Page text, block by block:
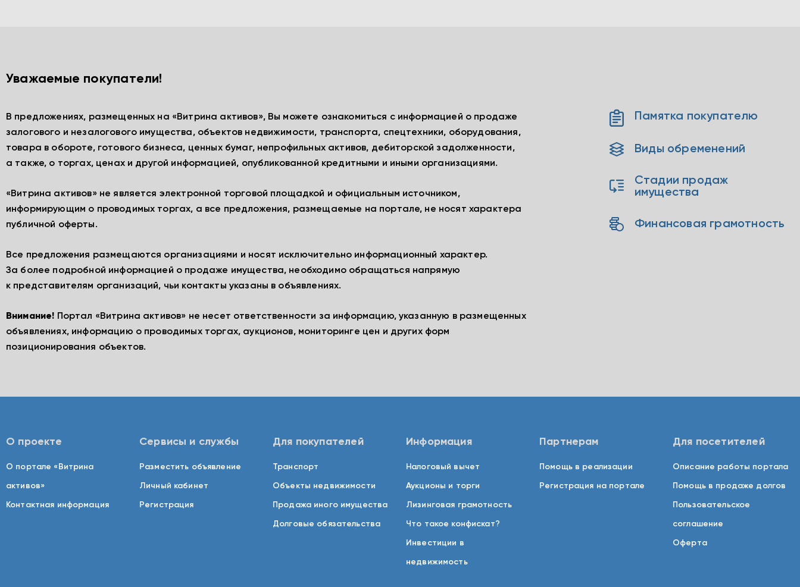
Уважаемые покупатели!
В предложениях, размещенных на «Витрина активов», Вы можете ознакомиться с информацией о продаже
залогового и незалогового имущества, объектов недвижимости, транспорта, спецтехники, оборудования,
товара в обороте, готового бизнеса, ценных бумаг, непрофильных активов, дебиторской задолженности,
а также, о торгах, ценах и другой информацией, опубликованной кредитными и иными организациями.
«Витрина активов» не является электронной торговой площадкой и официальным источником,
информирующим о проводимых торгах, а все предложения, размещаемые на портале, не носят характера
публичной оферты.
Все предложения размещаются организациями и носят исключительно информационный характер.
За более подробной информацией о продаже имущества, необходимо обращаться напрямую
к представителям организаций, чьи контакты указаны в объявлениях.
Внимание! Портал «Витрина активов» не несет ответственности за информацию, указанную в размещенных
объявлениях, информацию о проводимых торгах, аукционов, мониторинге цен и других форм
позиционирования объектов.
Памятка покупателю
Виды обременений
Стадии продаж
имущества
Финансовая грамотность
О проекте
О портале «Витрина
активов»
Контактная информация
Сервисы и службы
Разместить объявление
Личный кабинет
Регистрация
Для покупателей
Транспорт
Объекты недвижимости
Продажа иного имущества
Долговые обязательства
Информация
Налоговый вычет
Аукционы и торги
Лизинговая грамотность
Что такое конфискат?
Инвестиции в
недвижимость
Партнерам
Помощь в реализации
Регистрация на портале
Для посетителей
Описание работы портала
Помощь в продаже долгов
Пользовательское
соглашение
Оферта